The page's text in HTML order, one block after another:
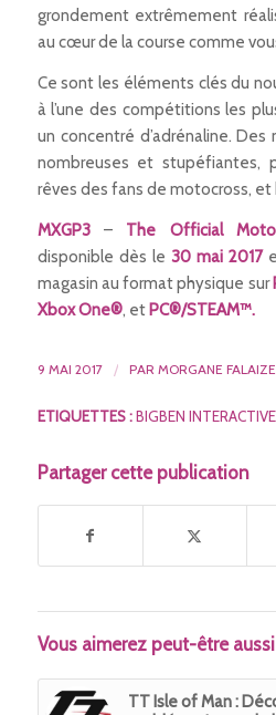
grondement extrêmement
au cœur de la course comme
Ce sont les éléments clés du
à l’une des compétitions les
un concentré d’adrénaline.
nombreuses et stupéfiantes,
rêves des fans de motocross, et
MXGP3 – The Official
disponible dès le 30 mai 2017
magasin au format physique sur
Xbox One®, et PC®/STEAM™.
9 MAI 2017 / PAR MORGANE FALAIZE
ETIQUETTES : BIGBEN INTERACTIVE
Partager cette publication
Vous aimerez peut-être aussi
TT Isle of Man :